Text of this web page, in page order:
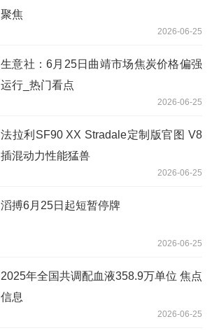
聚焦
2026-06-25
生意社：6月25日曲靖市场焦炭价格偏强
运行_热门看点
2026-06-25
法拉利SF90 XX Stradale定制版官图 V8
插混动力性能猛兽
2026-06-25
滔搏6月25日起短暂停牌
2026-06-25
2025年全国共调配血液358.9万单位 焦点
信息
2026-06-25